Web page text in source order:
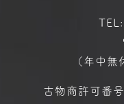
TEL:
（年中無
古物商許可番